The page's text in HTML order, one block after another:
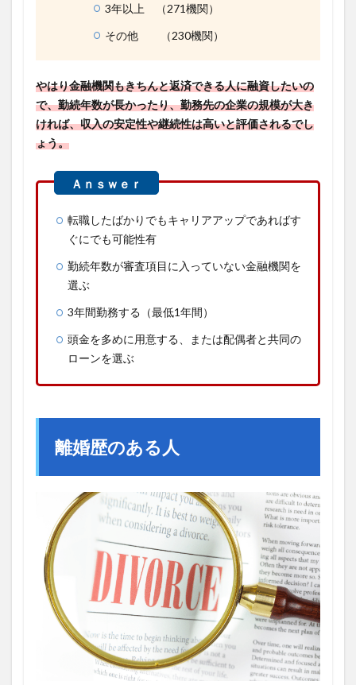
3年以上 （271機関）
その他 （230機関）
やはり金融機関もきちんと返済できる人に融資したいの
で、勤続年数が長かったり、勤務先の企業の規模が大き
ければ、収入の安定性や継続性は高いと評価されるでし
ょう。
転職したばかりでもキャリアアップであればす
ぐにでも可能性有
勤続年数が審査項目に入っていない金融機関を
選ぶ
3年間勤務する（最低1年間）
頭金を多めに用意する、または配偶者と共同の
ローンを選ぶ
離婚歴のある人